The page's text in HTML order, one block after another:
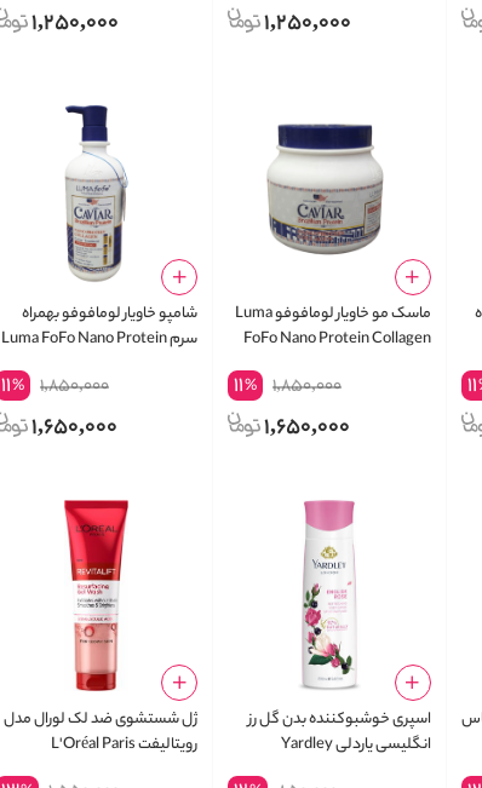
1,250,000
1,250,000
11
ماسک مو خاویار لومافوفو Luma
FoFo Nano Protein Collagen
1,850,000
11%
1,650,000
شامپو خاویار لومافوفو بهمراه
سرم Luma FoFo Nano Protein
1,850,000
11%
1,650,000
اسپری خوشبوکننده بدن گل رز
انگلیسی یاردلی Yardley
ژل شستشوی ضد لک لورال مدل
رویتالیفت L'Oréal Paris
Revitalift Resurfacing Gel